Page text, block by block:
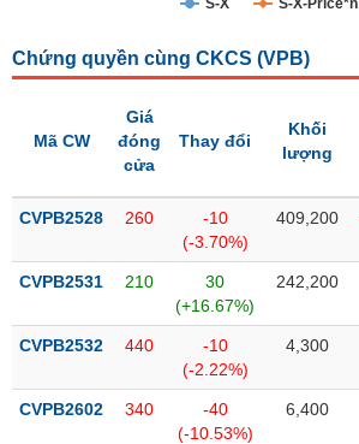
thái
thị
Niêm
Niêm
mới
S-X S-X-Price*n
Chứng quyền cùng CKCS (VPB)
Mã CW
Giá
đóng
cửa
Thay đổi
Khối
lượng
CVPB2528 260
-10
(-3.70%)
409,200
CVPB2531 210
30
(+16.67%)
242,200
CVPB2532 440
-10
(-2.22%)
4,300
CVPB2602 340
-40
(-10.53%)
6,400
NGÀNH
NGHIỆP
PHIẾU
PHÁI